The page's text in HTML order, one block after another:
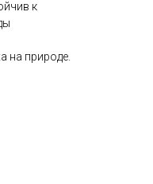
к
на природе.